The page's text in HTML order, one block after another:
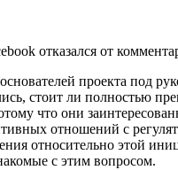
отказался от
проекта под
стоит ли полностью
что они
отношений с
относительно этой
с этим вопросом.